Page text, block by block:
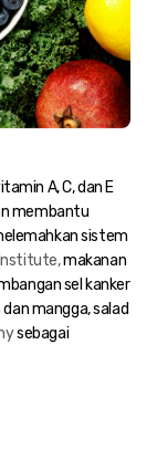
A, C, dan E
membantu
sistem
makanan
sel kanker
mangga, salad
sebagai